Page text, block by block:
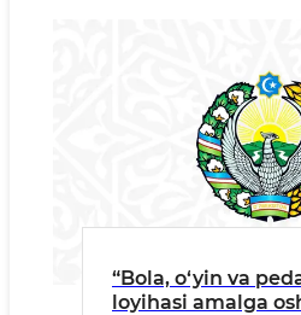
“Bola, o‘yin va
loyihasi amalga